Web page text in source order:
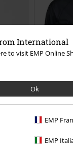
International
to visit EMP Online
Ok
EMP
EMP